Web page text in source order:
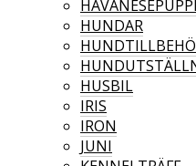
HUNDAR
HUSBIL
IRIS
IRON
JUNI